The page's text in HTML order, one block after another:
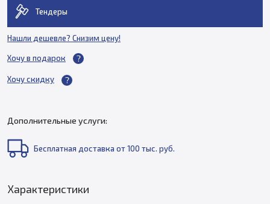
Тендеры
Нашли дешевле? Снизим цену!
Хочу в подарок
Хочу скидку
Дополнительные услуги:
Бесплатная доставка от 100 тыс. руб.
Характеристики